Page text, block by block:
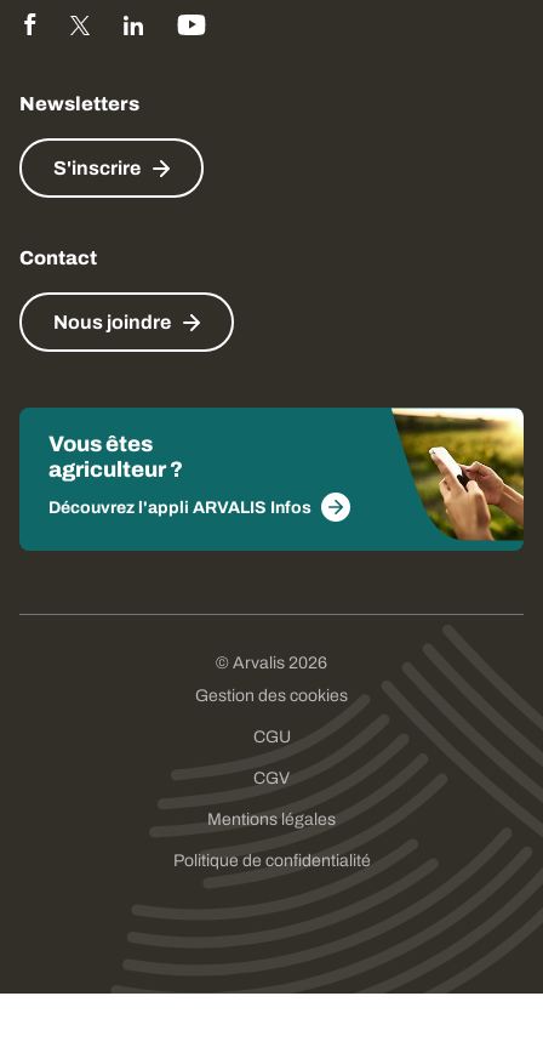
Newsletters
S'inscrire
Contact
Nous joindre
Vous êtes
agriculteur ?
Découvrez l'appli ARVALIS Infos
© Arvalis 2026
Gestion des cookies
CGU
CGV
Mentions légales
Politique de confidentialité